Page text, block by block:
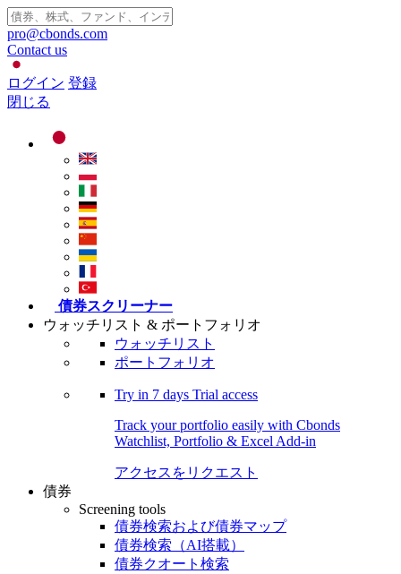
pro@cbonds.com
Contact us
ログイン 登録
閉じる
債券スクリーナー
ウォッチリスト & ポートフォリオ
ウォッチリスト
ポートフォリオ
Try in 7 days Trial access
Track your portfolio easily with Cbonds
Watchlist, Portfolio & Excel Add-in
アクセスをリクエスト
債券
Screening tools
債券検索および債券マップ
債券検索（AI搭載）
債券クオート検索